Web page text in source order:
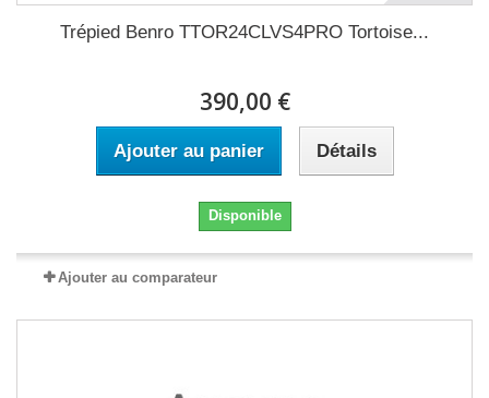
Trépied Benro TTOR24CLVS4PRO Tortoise...
390,00 €
Ajouter au panier Détails
Disponible
Ajouter au comparateur